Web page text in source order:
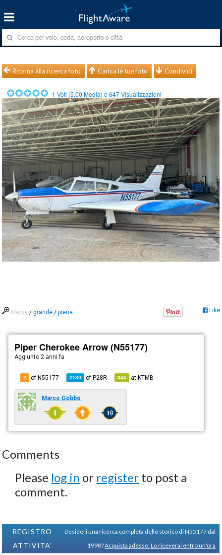
Ritorna alla ricerca foto Carica le tue foto Condividi
1 Voti (5.00 Media) e647Visualizzazioni
Media /grande /piena Like
Piper Cherokee Arrow (N55177)
Aggiunto 2 anni fa
2 of N55177 2130 ofP28R 343 atKTMB
Marco Gobbo
Comments
Please log in or register to post a
comment.
REGISTRO
ATTIVITA'
Desideri una ricerca completa dello storico di N55177 dal
1998?Acquista adesso. Lo riceverai entro un'ora